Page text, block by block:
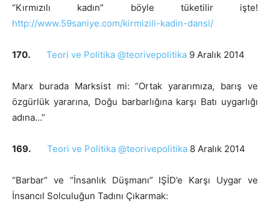
“Kırmızılı kadın” böyle tüketilir işte!
http://www.59saniye.com/kirmizili-kadin-dansi/
170. Teori ve Politika @teorivepolitika 9 Aralık 2014
Marx burada Marksist mi: “Ortak yararımıza, barış ve
özgürlük yararına, Doğu barbarlığına karşı Batı uygarlığı
adına…”
169. Teori ve Politika @teorivepolitika 8 Aralık 2014
“Barbar” ve “İnsanlık Düşmanı” IŞİD’e Karşı Uygar ve
İnsancıl Solculuğun Tadını Çıkarmak: